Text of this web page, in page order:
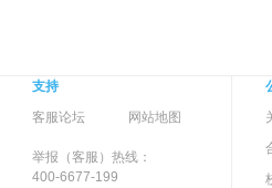
支持
客服论坛
网站地图
举报（客服）热线：
400-6677-199